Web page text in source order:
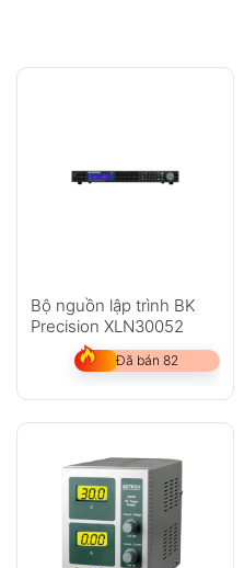
Bộ nguồn lập trình BK
Precision XLN30052
Đã bán 82